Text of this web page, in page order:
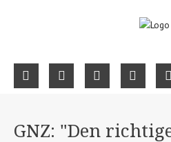
GNZ: "Den